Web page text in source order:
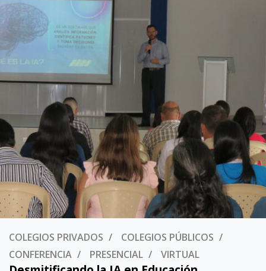
COLEGIOS PRIVADOS
COLEGIOS PÚBLICOS
CONFERENCIA
PRESENCIAL VIRTUAL